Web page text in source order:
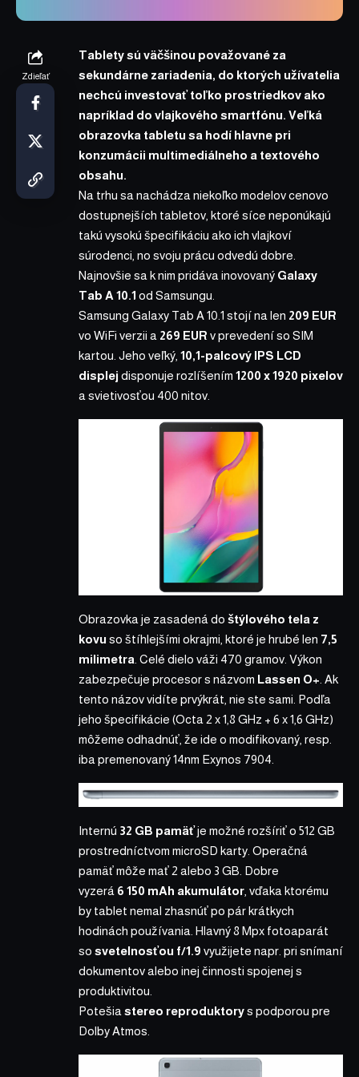
Zdieľať
Tablety sú väčšinou považované za
sekundárne zariadenia, do ktorých užívatelia
nechcú investovať toľko prostriedkov ako
napríklad do vlajkového smartfónu. Veľká
obrazovka tabletu sa hodí hlavne pri
konzumácii multimediálneho a textového
obsahu.
Na trhu sa nachádza niekoľko modelov cenovo
dostupnejších tabletov, ktoré síce neponúkajú
takú vysokú špecifikáciu ako ich vlajkoví
súrodenci, no svoju prácu odvedú dobre.
Najnovšie sa k nim pridáva inovovaný Galaxy
Tab A 10.1 od Samsungu.
Samsung Galaxy Tab A 10.1 stojí na len 209 EUR
vo WiFi verzii a 269 EUR v prevedení so SIM
kartou. Jeho veľký, 10,1-palcový IPS LCD
displej disponuje rozlíšením 1200 x 1920 pixelov
a svietivosťou 400 nitov.
Obrazovka je zasadená do štýlového tela z
kovu so štíhlejšími okrajmi, ktoré je hrubé len 7,5
milimetra . Celé dielo váži 470 gramov. Výkon
zabezpečuje procesor s názvom Lassen O+ . Ak
tento názov vidíte prvýkrát, nie ste sami. Podľa
jeho špecifikácie (Octa 2 x 1,8 GHz + 6 x 1,6 GHz)
môžeme odhadnúť, že ide o modifikovaný, resp.
iba premenovaný 14nm Exynos 7904
Internú 32 GB pamäťje možné rozšíriť o 512 GB
prostredníctvom microSD karty. Operačná
pamäť môže mať 2 alebo 3 GB. Dobre
vyzerá 6 150 mAh akumulátor , vďaka ktorému
by tablet nemal zhasnúť po pár krátkych
hodinách používania. Hlavný 8 Mpx fotoaparát
so svetelnosťou f/1.9 využijete napr. pri snímaní
dokumentov alebo inej činnosti spojenej s
produktivitou.
Potešia stereo reproduktorys podporou pre
Dolby Atmos.